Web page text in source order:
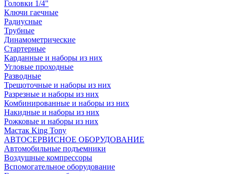
Головки 1/4"
Ключи гаечные
Радиусные
Трубные
Динамометрические
Стартерные
Карданные и наборы из них
Угловые проходные
Разводные
Трещоточные и наборы из них
Разрезные и наборы из них
Комбинированные и наборы из них
Накидные и наборы из них
Рожковые и наборы из них
Мастак King Tony
АВТОСЕРВИСНОЕ ОБОРУДОВАНИЕ
Автомобильные подъемники
Воздушные компрессоры
Вспомогательное оборудование